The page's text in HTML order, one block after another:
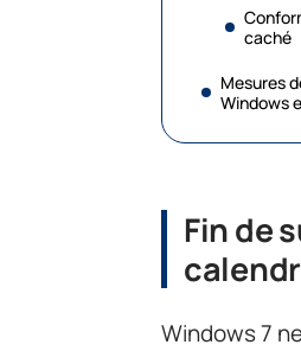
caché
Mesures
Windows
Fin de
Windows 7